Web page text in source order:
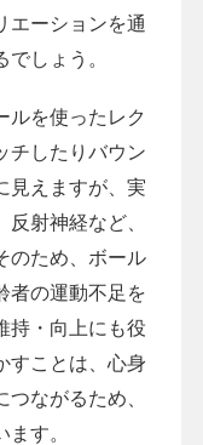
エーションを通
しょう。
ルを使ったレク
チしたりバウン
見えますが、実
射神経など、
のため、ボール
者の運動不足を
持・向上にも役
すことは、心身
ながるため、
す。